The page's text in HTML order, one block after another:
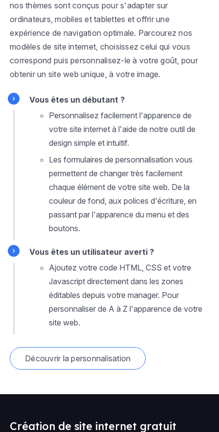
nos thèmes sont conçus pour s'adapter sur
ordinateurs, mobiles et tablettes et offrir une
expérience de navigation optimale. Parcourez nos
modèles de site internet, choisissez celui qui vous
correspond puis personnalisez-le à votre goût, pour
obtenir un site web unique, à votre image.
Vous êtes un débutant ?
Personnalisez facilement l'apparence de
votre site internet à l'aide de notre outil de
design simple et intuitif.
Les formulaires de personnalisation vous
permettent de changer très facilement
chaque élément de votre site web. De la
couleur de fond, aux polices d'écriture, en
passant par l'apparence du menu et des
boutons.
Vous êtes un utilisateur averti ?
Ajoutez votre code HTML, CSS et votre
Javascript directement dans les zones
éditables depuis votre manager. Pour
personnaliser de A à Z l'apparence de votre
site web.
Découvrir la personnalisation
Création de site internet gratuit